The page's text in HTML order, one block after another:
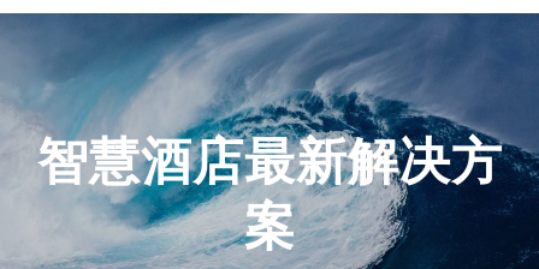
智慧酒店最新解决方
案